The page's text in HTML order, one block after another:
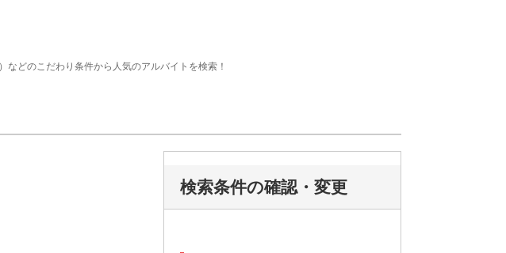
どのこだわり条件から人気のアルバイトを検索！
検索条件の確認・変更